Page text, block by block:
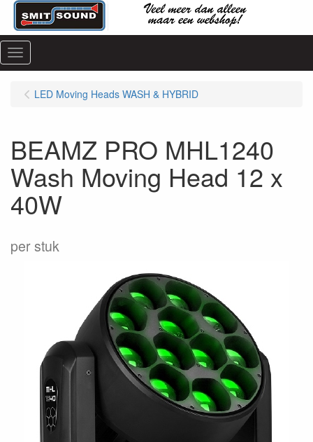
Menu
LED Moving Heads WASH & HYBRID
BEAMZ PRO MHL1240
Wash Moving Head 12 x
40W
per stuk